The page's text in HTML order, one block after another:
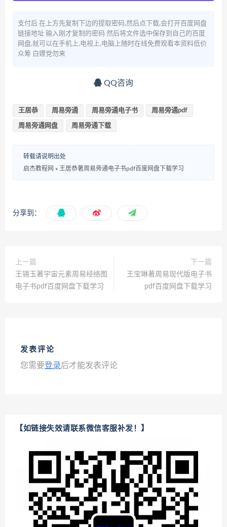
支付后 在上方先复制下边的提取密码,然后点下载,会打开百度网盘
链接地址 输入刚才复制的密码 然后将文件选中保存到自己的百度
网盘,就可以在手机上,电视上,电脑上随时在线免费观看本资料低价
众筹 白嫖党勿来
QQ咨询
王居恭 周易旁通 周易旁通电子书 周易旁通pdf
周易旁通网盘 周易旁通下载
转载请说明出处
启杰教程网 » 王居恭著周易旁通电子书pdf百度网盘下载学习
分享到：
上一篇
王锡玉著宇宙元素周易经络图
电子书pdf百度网盘下载学习
下一篇
王宝琳著周易现代版电子书
pdf百度网盘下载学习
发表评论
您需要登录后才能发表评论
【如链接失效请联系微信客服补发！】